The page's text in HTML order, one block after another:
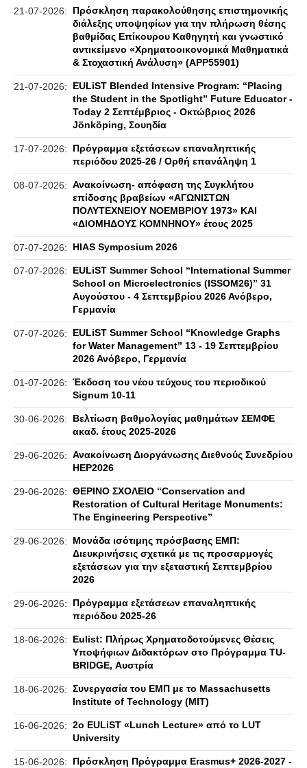
21-07-2026:
Πρόσκληση παρακολούθησης επιστημονικής
διάλεξης υποψηφίων για την πλήρωση θέσης
βαθμίδας Επίκουρου Καθηγητή και γνωστικό
αντικείμενο «Χρηματοοικονομικά Μαθηματικά
& Στοχαστική Ανάλυση» (APP55901)
21-07-2026:
EULiST Blended Intensive Program: “Placing
the Student in the Spotlight” Future Educator -
Today 2 Σεπτέμβριος - Οκτώβριος 2026
Jönköping, Σουηδία
17-07-2026:
Πρόγραμμα εξετάσεων επαναληπτικής
περιόδου 2025-26 / Ορθή επανάληψη 1
08-07-2026: Ανακοίνωση- απόφαση της Συγκλήτου
επίδοσης βραβείων «ΑΓΩΝΙΣΤΩΝ
ΠΟΛΥΤΕΧΝΕΙΟΥ ΝΟΕΜΒΡΙΟΥ 1973» ΚΑΙ
«ΔΙΟΜΗΔΟΥΣ ΚΟΜΝΗΝΟΥ» έτους 2025
07-07-2026: HIAS Symposium 2026
07-07-2026:
EULiST Summer School “International Summer
School on Microelectronics (ISSOM26)” 31
Αυγούστου - 4 Σεπτεμβρίου 2026 Ανόβερο,
Γερμανία
07-07-2026:
EULiST Summer School “Knowledge Graphs
for Water Management” 13 - 19 Σεπτεμβρίου
2026 Ανόβερο, Γερμανία
01-07-2026: Έκδοση του νέου τεύχους του περιοδικού
Signum 10-11
30-06-2026:
Βελτίωση βαθμολογίας μαθημάτων ΣΕΜΦΕ
ακαδ. έτους 2025-2026
29-06-2026: Ανακοίνωση Διοργάνωσης Διεθνούς Συνεδρίου
HEP2026
29-06-2026: ΘΕΡΙΝΟ ΣΧΟΛΕΙΟ “Conservation and
Restoration of Cultural Heritage Monuments:
The Engineering Perspective”
29-06-2026:
Μονάδα ισότιμης πρόσβασης ΕΜΠ:
Διευκρινήσεις σχετικά με τις προσαρμογές
εξετάσεων για την εξεταστική Σεπτεμβρίου
2026
29-06-2026:
Πρόγραμμα εξετάσεων επαναληπτικής
περιόδου 2025-26
18-06-2026:
Eulist: Πλήρως Χρηματοδοτούμενες Θέσεις
Υποψήφιων Διδακτόρων στο Πρόγραμμα TU-
BRIDGE, Αυστρία
18-06-2026: Συνεργασία του ΕΜΠ με το Massachusetts
Institute of Technology (MIT)
16-06-2026: 2ο EULiST «Lunch Lecture» από το LUT
University
15-06-2026:
Πρόσκληση Πρόγραμμα Erasmus+ 2026-2027 -